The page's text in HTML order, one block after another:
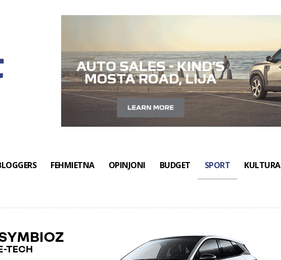
FEHMIETNA OPINJONI BUDGET SPORT KULTURA